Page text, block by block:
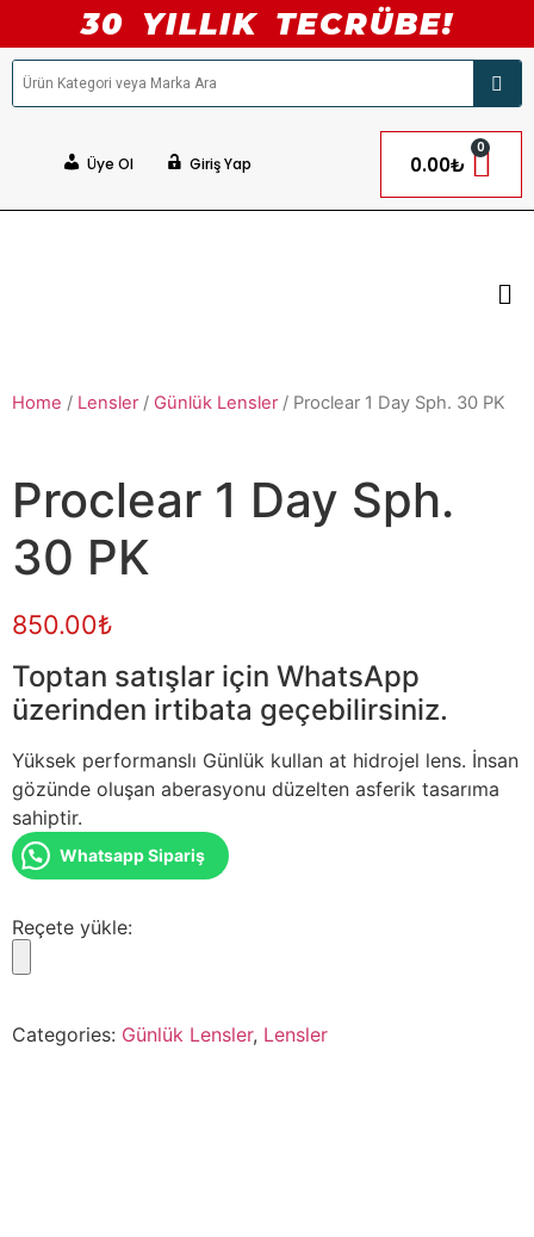
30 YILLIK TECRÜBE!
Üye Ol Giriş Yap 0.00₺
0
Home / Lensler/ Günlük Lensler/ Proclear 1 Day Sph. 30 PK
Proclear 1 Day Sph.
30 PK
850.00₺
Toptan satışlar için WhatsApp
üzerinden irtibata geçebilirsiniz.
Yüksek performanslı Günlük kullan at hidrojel lens. İnsan
gözünde oluşan aberasyonu düzelten asferik tasarıma
sahiptir.
Whatsapp Sipariş
Reçete yükle:
Categories: Günlük Lensler, Lensler